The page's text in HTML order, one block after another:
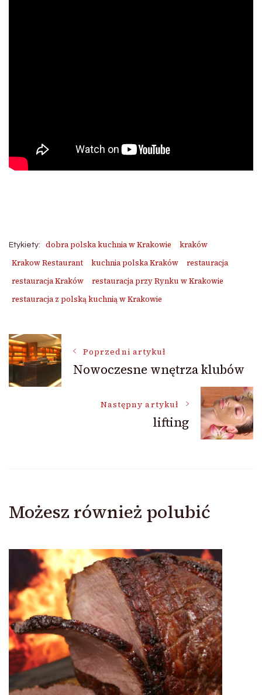
Etykiety: dobra polska kuchnia w Krakowie
kraków
Krakow Restaurant
kuchnia polska Kraków
restauracja
restauracja Kraków
restauracja przy Rynku w Krakowie
restauracja z polską kuchnią w Krakowie
Nawigacja
wpisu
Poprzedni artykuł
Nowoczesne wnętrza klubów
Następny artykuł
lifting
Możesz również polubić